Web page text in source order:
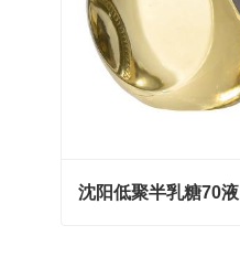
沈阳低聚半乳糖70液